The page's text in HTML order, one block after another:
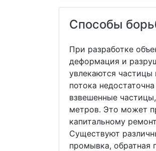
Способы
При разработке
деформация и
увлекаются
потока
взвешенные
метров. Это может
капитальному
Существуют
промывка, обратная